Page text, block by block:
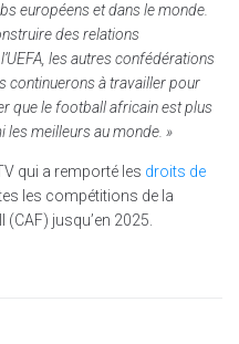
européens et dans le monde.
des relations
les autres confédérations
continuerons à travailler pour
que le football africain est plus
meilleurs au monde. »
qui a remporté les droits de
les compétitions de la
jusqu’en 2025.